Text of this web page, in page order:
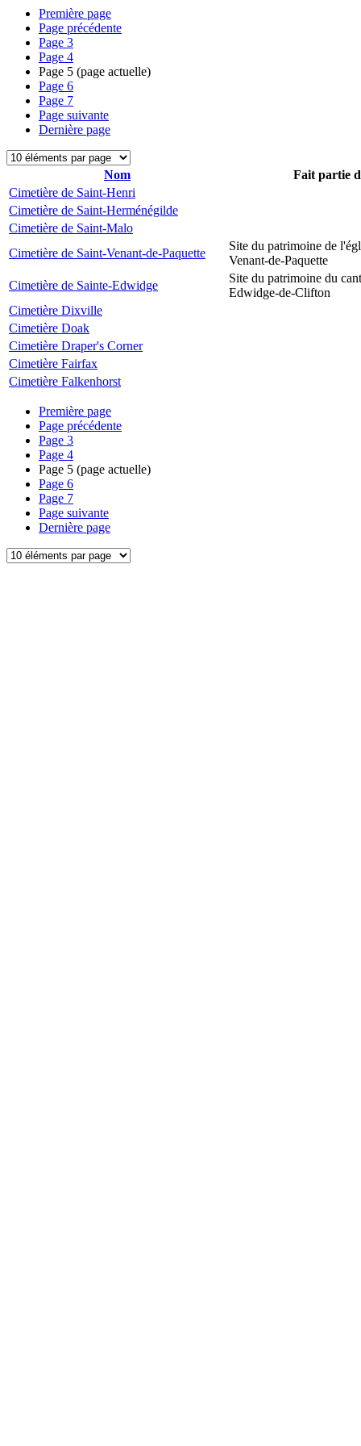
Première page
Page précédente
Page 3
Page 4
Page 5 (page actuelle)
Page 6
Page 7
Page suivante
Dernière page
Nom
Fait partie
Cimetière de Saint-Henri
Cimetière de Saint-Herménégilde
Cimetière de Saint-Malo
Cimetière de Saint-Venant-de-Paquette
Site du patrimoine de
Venant-de-Paquette
Cimetière de Sainte-Edwidge
Site du patrimoine du
Edwidge-de-Clifton
Cimetière Dixville
Cimetière Doak
Cimetière Draper's Corner
Cimetière Fairfax
Cimetière Falkenhorst
Première page
Page précédente
Page 3
Page 4
Page 5 (page actuelle)
Page 6
Page 7
Page suivante
Dernière page